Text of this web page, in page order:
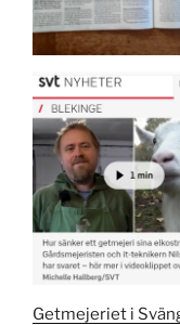
Getmejeriet i